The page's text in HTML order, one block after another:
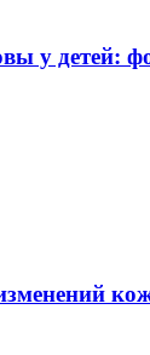
у детей: